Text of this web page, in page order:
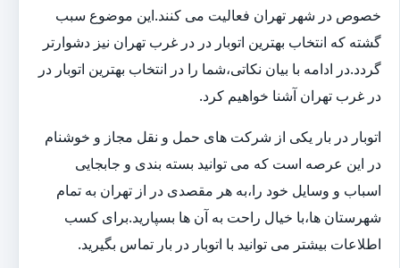
خصوص در شهر تهران فعالیت می کنند.این موضوع سبب
گشته که انتخاب بهترین اتوبار در در غرب تهران نیز دشوارتر
گردد.در ادامه با بیان نکاتی،شما را در انتخاب بهترین اتوبار در
در غرب تهران آشنا خواهیم کرد.
اتوبار در بار یکی از شرکت های حمل و نقل مجاز و خوشنام
در این عرصه است که می توانید بسته بندی و جابجایی
اسباب و وسایل خود را،به هر مقصدی در از تهران به تمام
شهرستان ها،با خیال راحت به آن ها بسپارید.برای کسب
اطلاعات بیشتر می توانید با اتوبار در بار تماس بگیرید.